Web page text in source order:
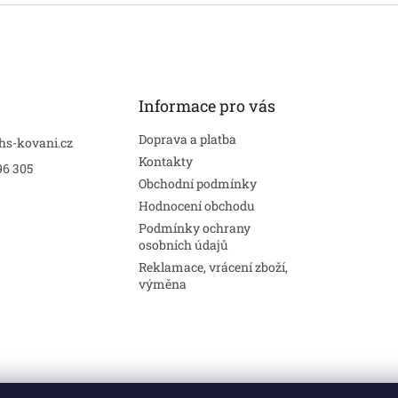
kovani.cz
305
Informace pro vás
Doprava a platba
Kontakty
Obchodní podmínky
Hodnocení obchodu
Podmínky ochrany
osobních údajů
Reklamace, vrácení zboží,
výměna